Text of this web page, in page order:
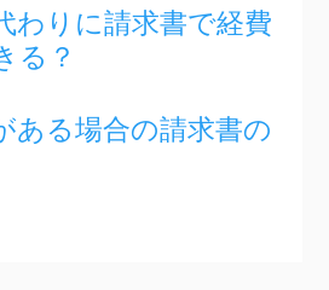
わりに請求書で経費
る？
ある場合の請求書の